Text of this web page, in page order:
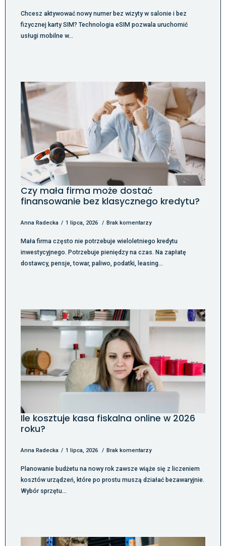
Chcesz aktywować nowy numer bez wizyty w salonie i bez
fizycznej karty SIM? Technologia eSIM pozwala uruchomić
usługi mobilne w…
Czy mała firma może dostać
finansowanie bez klasycznego kredytu?
Anna Radecka 1 lipca, 2026 Brak komentarzy
Mała firma często nie potrzebuje wieloletniego kredytu
inwestycyjnego. Potrzebuje pieniędzy na czas. Na zapłatę
dostawcy, pensje, towar, paliwo, podatki, leasing…
Ile kosztuje kasa fiskalna online w 2026
roku?
Anna Radecka 1 lipca, 2026 Brak komentarzy
Planowanie budżetu na nowy rok zawsze wiąże się z liczeniem
kosztów urządzeń, które po prostu muszą działać bezawaryjnie.
Wybór sprzętu…